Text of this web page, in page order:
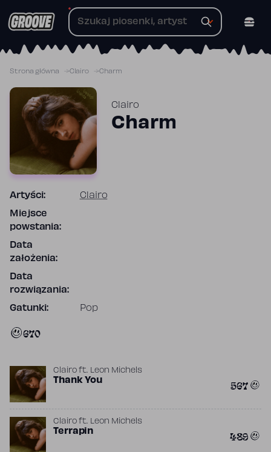
do
Strona główna Clairo Charm
Clairo
Charm
Artyści: Clairo
Miejsce
powstania:
Data
założenia:
Data
rozwiązania:
Gatunki: Pop
670
Clairoft. Leon Michels
Thank You 567
Clairoft. Leon Michels
Terrapin 489